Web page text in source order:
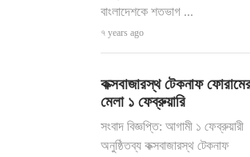
বাংলাদেশকে শতভাগ ...
৭ years ago
কক্সবাজারস্থ টেকনাফ
মেলা ১ ফেব্রুয়ারি
সংবাদ বিজ্ঞপ্তি: আগামী ১ ফেব্রুয়ারী
অনুষ্ঠিতব্য কক্সবাজারস্থ টেকনাফ